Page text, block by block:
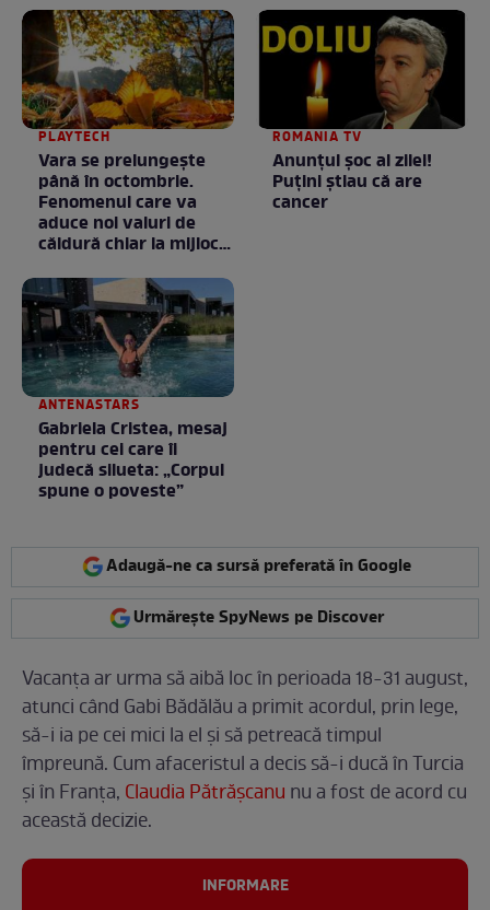
PLAYTECH
Vara se prelungeşte
până în octombrie.
Fenomenul care va
aduce noi valuri de
căldură chiar la mijlocul
ROMANIA TV
Anunţul şoc al zilei!
Puţini ştiau că are
cancer
ANTENASTARS
Gabriela Cristea, mesaj
pentru cei care îi
judecă silueta: „Corpul
spune o poveste”
Adaugă-ne ca sursă preferată în Google
Urmărește SpyNews pe Discover
Vacanța ar urma să aibă loc în perioada 18-31 august,
atunci când Gabi Bădălău a primit acordul, prin lege,
să-i ia pe cei mici la el și să petreacă timpul
împreună. Cum afaceristul a decis să-i ducă în Turcia
și în Franța, Claudia Pătrășcanu nu a fost de acord cu
această decizie.
INFORMARE